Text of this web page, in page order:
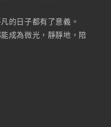
的日子都有了意義。
成為微光，靜靜地，陪